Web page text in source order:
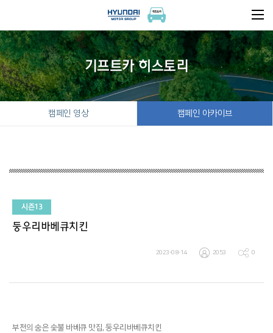
기프트카 히스토리
캠페인 영상 캠페인 아카이브
시즌13
둥우리바베큐치킨
2023-08-14 2053 0
부천의 숨은 숯불 바베큐 맛집, 둥우리바베큐치킨